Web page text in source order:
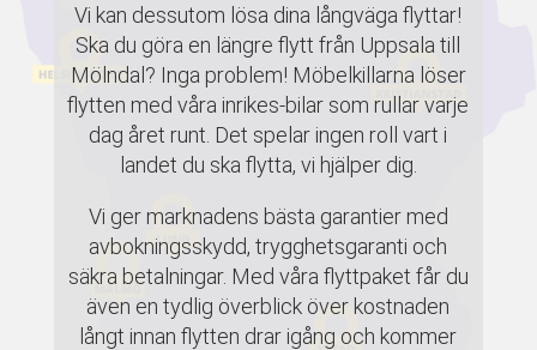
Vi kan dessutom lösa dina långväga flyttar!
Ska du göra en längre flytt från Uppsala till
Mölndal? Inga problem! Möbelkillarna löser
flytten med våra inrikes-bilar som rullar varje
dag året runt. Det spelar ingen roll vart i
landet du ska flytta, vi hjälper dig.
Vi ger marknadens bästa garantier med
avbokningsskydd, trygghetsgaranti och
säkra betalningar. Med våra flyttpaket får du
även en tydlig överblick över kostnaden
långt innan flytten drar igång och kommer